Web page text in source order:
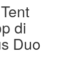
di
Duo